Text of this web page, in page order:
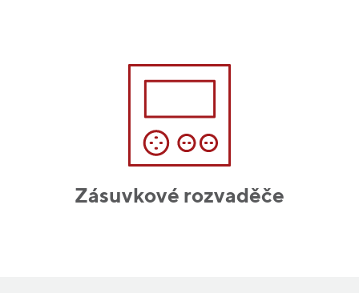
Zásuvkové rozvaděče